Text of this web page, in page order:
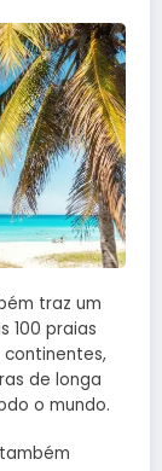
traz um
100 praias
continentes,
de longa
o mundo.